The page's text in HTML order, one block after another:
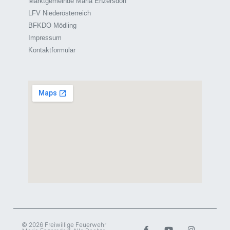
LFV Niederösterreich
BFKDO Mödling
Impressum
Kontaktformular
© 2026 Freiwillige Feuerwehr